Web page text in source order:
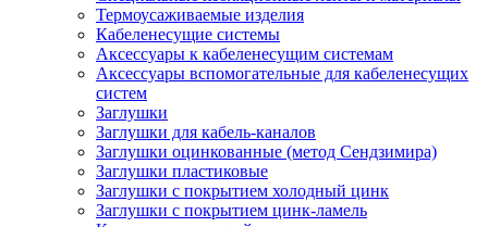
Термоусаживаемые изделия
Кабеленесущие системы
Аксессуары к кабеленесущим системам
Аксессуары вспомогательные для кабеленесущих
систем
Заглушки
Заглушки для кабель-каналов
Заглушки оцинкованные (метод Сендзимира)
Заглушки пластиковые
Заглушки с покрытием холодный цинк
Заглушки с покрытием цинк-ламель